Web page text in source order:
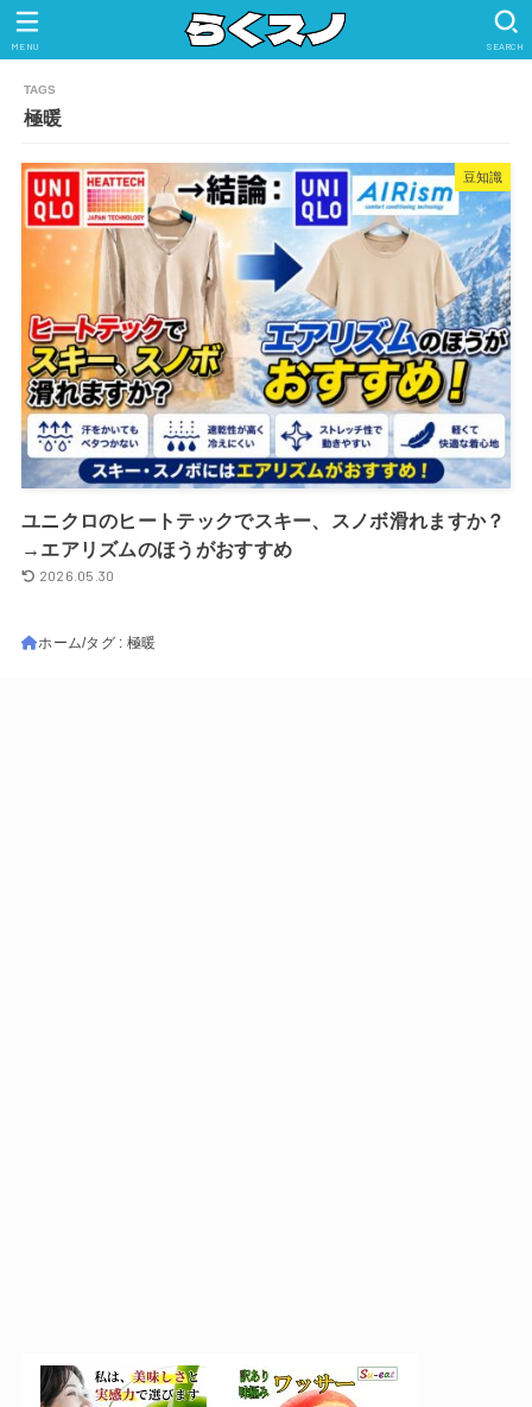
SEARCH
MENU
極暖
豆知識
ユニクロのヒートテックでスキー、スノボ滑れますか？
→エアリズムのほうがおすすめ
2026.05.30
ホーム タグ : 極暖